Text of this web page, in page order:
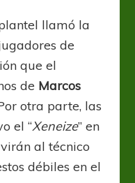
llamó la
de
que el
de Marcos
otra parte, las
el “Xeneize” en
al técnico
débiles en el